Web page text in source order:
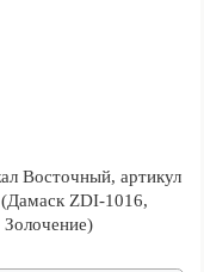
Восточный, артикул
ZDI-1016,
Золочение)